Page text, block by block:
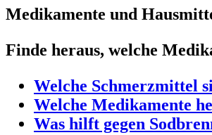
Medikamente und
Finde heraus, welche
Welche Schmerzmittel
Welche Medikamente
Was hilft gegen